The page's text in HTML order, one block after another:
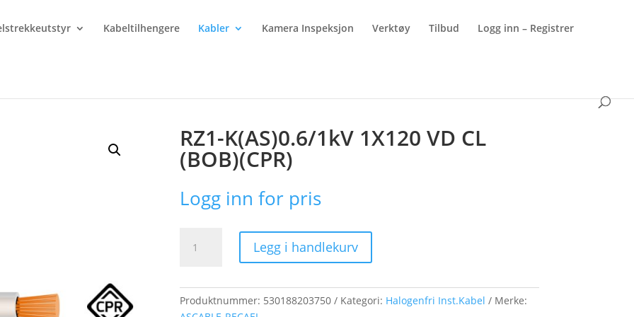
Kabeltilhengere Kabler Kamera Inspeksjon Verktøy Tilbud Logg inn – Registrer
RZ1-K(AS)0.6/1kV 1X120 VD CL
(BOB)(CPR)
Logg inn for pris
K(AS)0.6/1kV
VD
CL
Legg i handlekurv
Produktnummer: 530188203750 Kategori: Halogenfri Inst.Kabel
Merke: